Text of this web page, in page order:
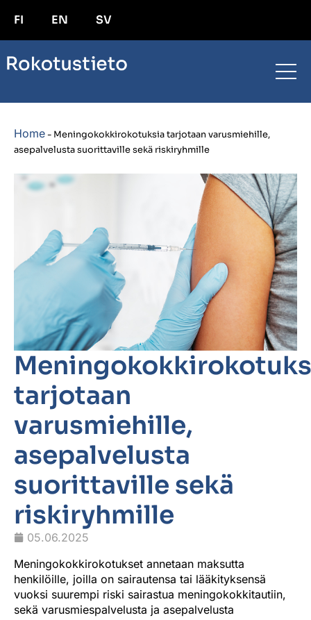
FI EN SV
Home- Meningokokkirokotuksia tarjotaan varusmiehille,
asepalvelusta suorittaville sekä riskiryhmille
tarjotaan
varusmiehille,
asepalvelusta
suorittaville sekä
riskiryhmille
05.06.2025
Meningokokkirokotukset annetaan maksutta
henkilöille, joilla on sairautensa tai lääkityksensä
vuoksi suurempi riski sairastua meningokokkitautiin,
sekä varusmiespalvelusta ja asepalvelusta